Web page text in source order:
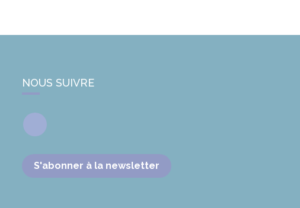
NOUS SUIVRE
Facebook
S'abonner à la newsletter